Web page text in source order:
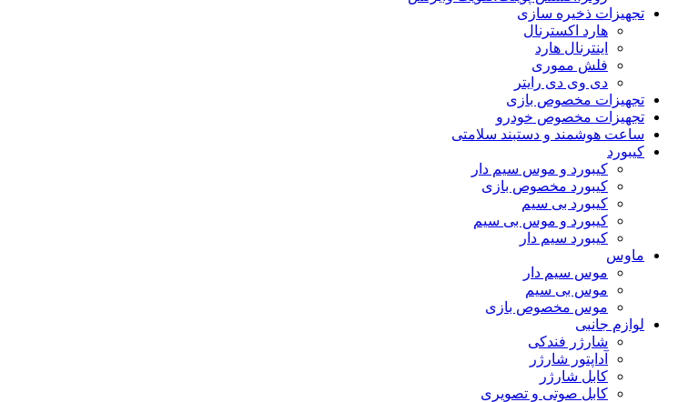
تجهیزات ذخیره سازی
هارد اکسترنال
اینترنال هارد
فلش مموری
دی وی دی رایتر
تجهیزات مخصوص بازی
تجهیزات مخصوص خودرو
ساعت هوشمند و دستبند سلامتی
کیبورد
کیبورد و موس سیم دار
کیبورد مخصوص بازی
کیبورد بی سیم
کیبورد و موس بی سیم
کیبورد سیم دار
ماوس
موس سیم دار
موس بی سیم
موس مخصوص بازی
لوازم جانبی
شارژر فندکی
آداپتور شارژر
کابل شارژر
کابل صوتی و تصویری